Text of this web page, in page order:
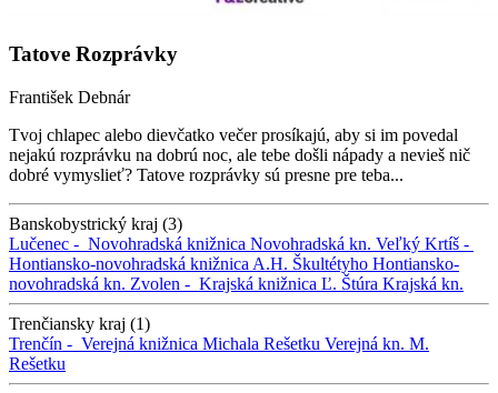
Tatove Rozprávky
František Debnár
Tvoj chlapec alebo dievčatko večer prosíkajú, aby si im povedal
nejakú rozprávku na dobrú noc, ale tebe došli nápady a nevieš nič
dobré vymyslieť? Tatove rozprávky sú presne pre teba...
Banskobystrický kraj (3)
Lučenec - Novohradská knižnica Novohradská kn. Veľký Krtíš -
Hontiansko-novohradská knižnica A.H. Škultétyho Hontiansko-
novohradská kn. Zvolen - Krajská knižnica Ľ. Štúra Krajská kn.
Trenčiansky kraj (1)
Trenčín - Verejná knižnica Michala Rešetku Verejná kn. M.
Rešetku